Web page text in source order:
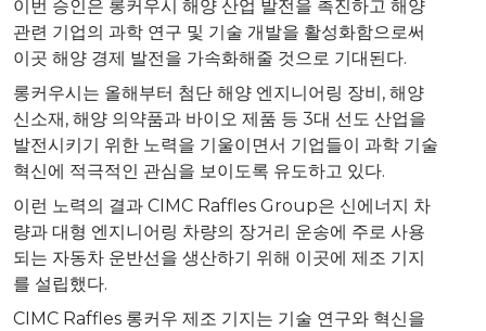
이번 승인은 롱커우시 해양 산업 발전을 촉진하고 해양
관련 기업의 과학 연구 및 기술 개발을 활성화함으로써
이곳 해양 경제 발전을 가속화해줄 것으로 기대된다.
롱커우시는 올해부터 첨단 해양 엔지니어링 장비, 해양
신소재, 해양 의약품과 바이오 제품 등 3대 선도 산업을
발전시키기 위한 노력을 기울이면서 기업들이 과학 기술
혁신에 적극적인 관심을 보이도록 유도하고 있다.
이런 노력의 결과 CIMC Raffles Group은 신에너지 차
량과 대형 엔지니어링 차량의 장거리 운송에 주로 사용
되는 자동차 운반선을 생산하기 위해 이곳에 제조 기지
를 설립했다.
CIMC Raffles 롱커우 제조 기지는 기술 연구와 혁신을